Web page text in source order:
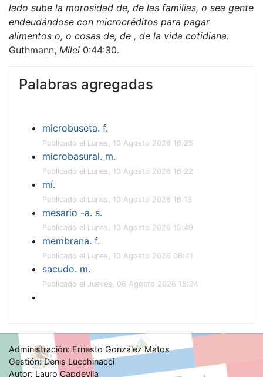
lado sube la morosidad de, de las familias, o sea gente
endeudándose con microcréditos para pagar
alimentos o, o cosas de, de , de la vida cotidiana.
Guthmann, Milei 0:44:30.
Palabras agregadas
microbuseta. f.
Publicado el Lunes, 10 Agosto 2026 16:25
microbasural. m.
Publicado el Lunes, 10 Agosto 2026 16:22
mí.
Publicado el Lunes, 10 Agosto 2026 16:13
mesario -a. s.
Publicado el Lunes, 10 Agosto 2026 15:49
membrana. f.
Publicado el Lunes, 10 Agosto 2026 08:41
sacudo. m.
Publicado el Jueves, 06 Agosto 2026 15:34
Administración: Ernesto González Matos
Gestión: Denis Lucchinacci
Autor: Lauro Capdevila